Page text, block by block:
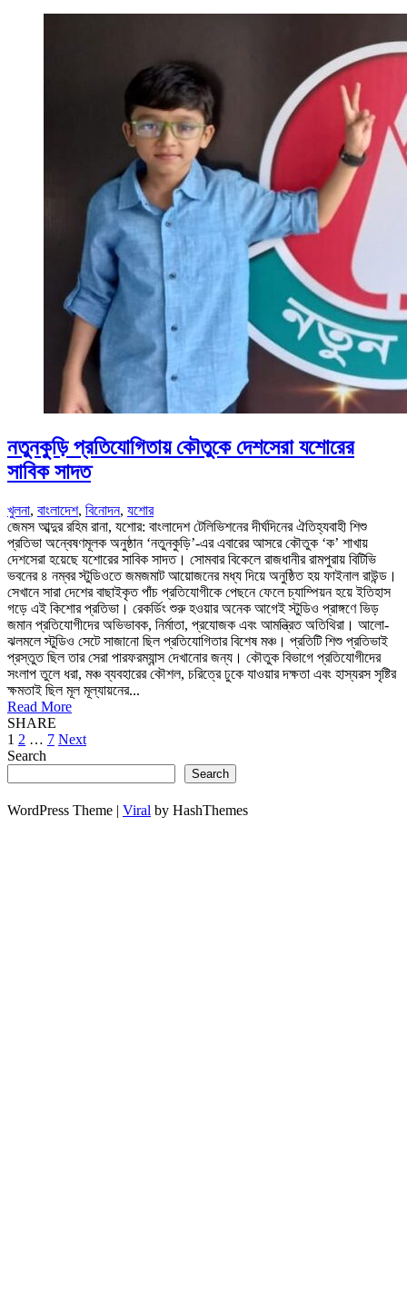
নতুনকুড়ি প্রতিযোগিতায় কৌতুকে দেশসেরা যশোরের
সাবিক সাদত
খুলনা, বাংলাদেশ, বিনোদন, যশোর
জেমস আব্দুর রহিম রানা, যশোর: বাংলাদেশ টেলিভিশনের দীর্ঘদিনের ঐতিহ্যবাহী শিশু
প্রতিভা অন্বেষণমূলক অনুষ্ঠান ‘নতুনকুড়ি’-এর এবারের আসরে কৌতুক ‘ক’ শাখায়
দেশসেরা হয়েছে যশোরের সাবিক সাদত। সোমবার বিকেলে রাজধানীর রামপুরায় বিটিভি
ভবনের ৪ নম্বর স্টুডিওতে জমজমাট আয়োজনের মধ্য দিয়ে অনুষ্ঠিত হয় ফাইনাল রাউন্ড।
সেখানে সারা দেশের বাছাইকৃত পাঁচ প্রতিযোগীকে পেছনে ফেলে চ্যাম্পিয়ন হয়ে ইতিহাস
গড়ে এই কিশোর প্রতিভা। রেকর্ডিং শুরু হওয়ার অনেক আগেই স্টুডিও প্রাঙ্গণে ভিড়
জমান প্রতিযোগীদের অভিভাবক, নির্মাতা, প্রযোজক এবং আমন্ত্রিত অতিথিরা। আলো-
ঝলমলে স্টুডিও সেটে সাজানো ছিল প্রতিযোগিতার বিশেষ মঞ্চ। প্রতিটি শিশু প্রতিভাই
প্রস্তুত ছিল তার সেরা পারফরম্যান্স দেখানোর জন্য। কৌতুক বিভাগে প্রতিযোগীদের
সংলাপ তুলে ধরা, মঞ্চ ব্যবহারের কৌশল, চরিত্রে ঢুকে যাওয়ার দক্ষতা এবং হাস্যরস সৃষ্টির
ক্ষমতাই ছিল মূল মূল্যায়নের...
Read More
SHARE
Posts
pagination
1 2 … 7 Next
Search
Search
WordPress Theme | Viral by HashThemes